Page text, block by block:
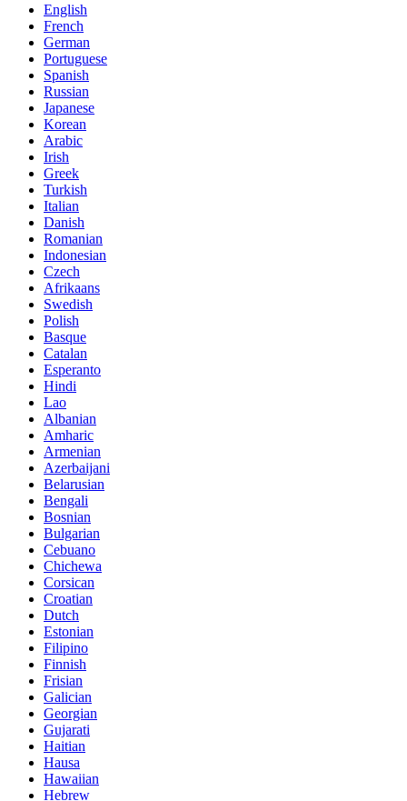
English
French
German
Portuguese
Spanish
Russian
Japanese
Korean
Arabic
Irish
Greek
Turkish
Italian
Danish
Romanian
Indonesian
Czech
Afrikaans
Swedish
Polish
Basque
Catalan
Esperanto
Hindi
Lao
Albanian
Amharic
Armenian
Azerbaijani
Belarusian
Bengali
Bosnian
Bulgarian
Cebuano
Chichewa
Corsican
Croatian
Dutch
Estonian
Filipino
Finnish
Frisian
Galician
Georgian
Gujarati
Haitian
Hausa
Hawaiian
Hebrew